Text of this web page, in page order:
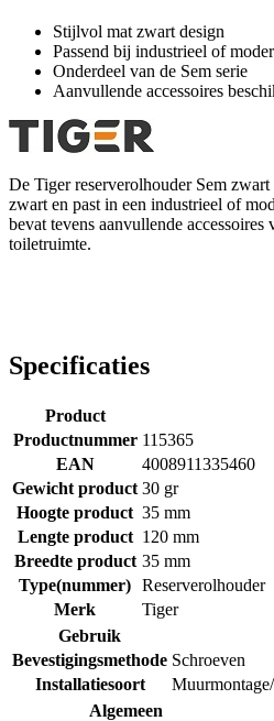
Stijlvol mat zwart design
Passend bij industrieel of
Onderdeel van de Sem serie
Aanvullende accessoires
De Tiger reserverolhouder Sem
zwart en past in een industrieel of
bevat tevens aanvullende accessoires
toiletruimte.
Specificaties
Product
Productnummer 115365
EAN
4008911335460
Gewicht product 30 gr
Hoogte product 35 mm
Lengte product 120 mm
Breedte product 35 mm
Type(nummer) Reserverolhouder
Merk
Tiger
Gebruik
Bevestigingsmethode Schroeven
Installatiesoort
Algemeen